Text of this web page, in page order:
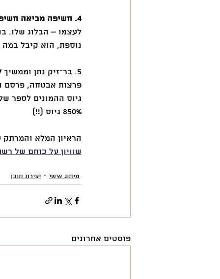
4. חשיפה מביאה חשיפה מביאה חשיפה:
לעצמו – הבלוג שלו.
נוספת, הוא קיבל
5. בר־זיק נתן וממשיך
פרצות אבטחה, פרסם
גיוס ההמונים לספר
850% גיוס (!!)
הראיון המלא והמרתק
שוויון על כוחם של
מיתוג אישי
יצירת תוכן
פוסטים אחרונים